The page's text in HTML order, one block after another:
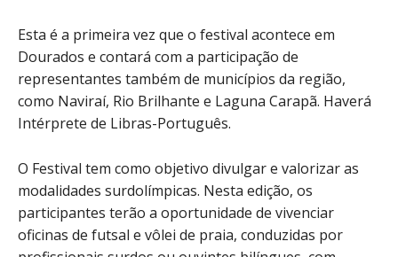
Esta é a primeira vez que o festival acontece em
Dourados e contará com a participação de
representantes também de municípios da região,
como Naviraí, Rio Brilhante e Laguna Carapã. Haverá
Intérprete de Libras-Português.
O Festival tem como objetivo divulgar e valorizar as
modalidades surdolímpicas. Nesta edição, os
participantes terão a oportunidade de vivenciar
oficinas de futsal e vôlei de praia, conduzidas por